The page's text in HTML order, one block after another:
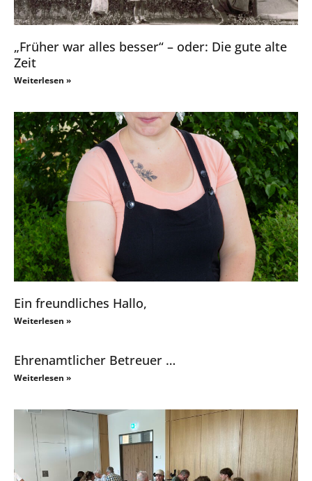
„Früher war alles besser“ – oder: Die gute alte
Zeit
Weiterlesen »
Ein freundliches Hallo,
Weiterlesen »
Ehrenamtlicher Betreuer …
Weiterlesen »